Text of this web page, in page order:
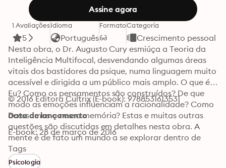
Assine agora
1 Avaliações
5
Idioma
Português
FormatoCategoria
Crescimento pessoal
Nesta obra, o Dr. Augusto Cury esmiúça a Teoria da
Inteligência Multifocal, desvendando algumas áreas
vitais dos bastidores da psique, numa linguagem muito
acessível e dirigida a um público mais amplo. O que é o
Eu? Como os pensamentos são construídos? De que
modo as emoções influenciam a racionalidade? Como
acessamos a nossa memória? Estas e muitas outras
questões são discutidas em detalhes nesta obra. A
mente é de fato um mundo a se explorar dentro de
cada ser humano. Prepare-se para se surpreender e
romper todos os seus paradigmas.
© 2016 Editora Cultrix (E-book): 9788531613531
Data de lançamento
E-book: 28 de março de 2016
Tags
Psicologia